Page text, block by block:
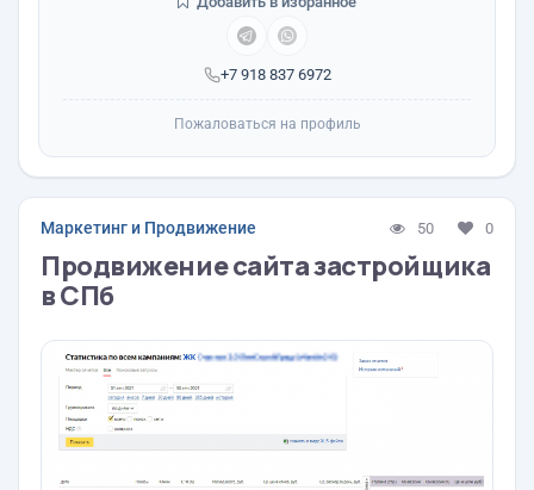
+7 918 837 6972
Пожаловаться на профиль
Маркетинг и Продвижение 50 0
Продвижение сайта застройщика
в СПб